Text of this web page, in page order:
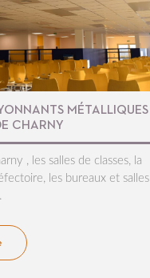
MÉTALLIQUES
CHARNY
, les salles de classes, la
les bureaux et salles